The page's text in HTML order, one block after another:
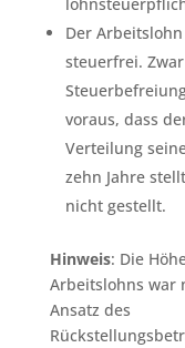
Der
steuerfrei.
voraus, dass
Verteilung
zehn Jahre
nicht gestellt.
Hinweis: Die
Arbeitslohns war
Ansatz des